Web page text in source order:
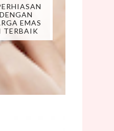
EMAS
TERBAIK